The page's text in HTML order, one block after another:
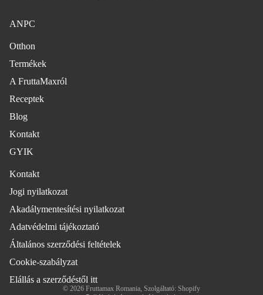
ANPC
Otthon
Termékek
A FruttaMaxról
Receptek
Blog
Kontakt
GYIK
Kontakt
Jogi nyilatkozat
Akadálymentesítési nyilatkozat
Adatvédelmi tájékoztató
Általános szerződési feltételek
Cookie-szabályzat
Elállás a szerződéstől itt
© 2026 Fruttamax Romania , Szolgáltató: Shopify
Adatvédelmi szabályzat
Szolgáltatási feltételek
Szállítási szabályzat
Kapcsolattartási adatok
Jogi közlemény
Visszatérítési szabályzat